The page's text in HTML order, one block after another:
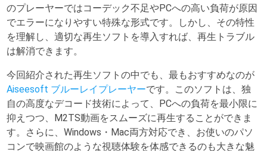
のプレーヤーではコーデック不足やPCへの高い負荷が原因
でエラーになりやすい特殊な形式です。しかし、その特性
を理解し、適切な再生ソフトを導入すれば、再生トラブル
は解消できます。
今回紹介された再生ソフトの中でも、最もおすすめなのが
Aiseesoft ブルーレイプレーヤーです。このソフトは、独
自の高度なデコード技術によって、PCへの負荷を最小限に
抑えつつ、M2TS動画をスムーズに再生することができま
す。さらに、Windows・Mac両方対応でき、お使いのパソ
コンで映画館のような視聴体験を体感できるのも大きな魅